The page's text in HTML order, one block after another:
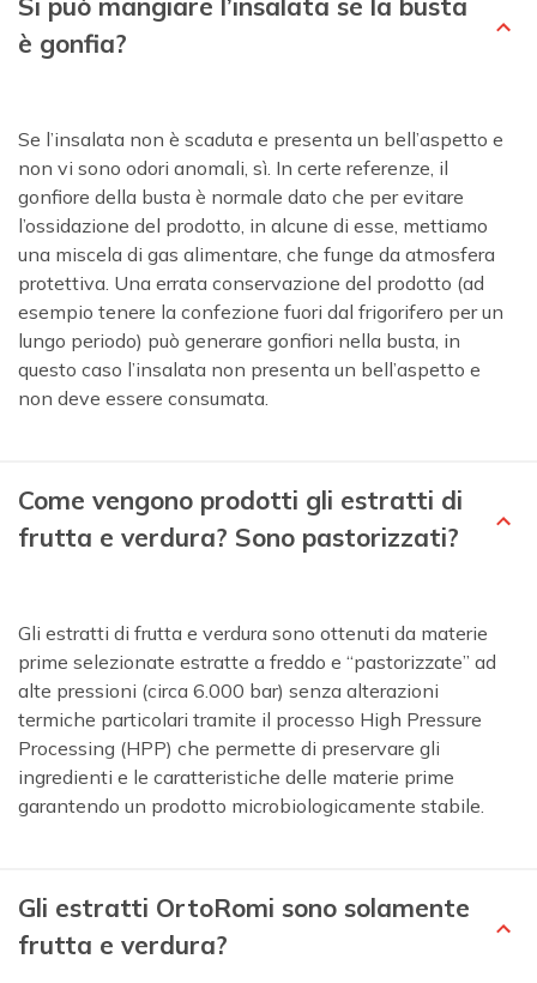
è gonfia?
Se l’insalata non è scaduta e presenta un bell’aspetto e
non vi sono odori anomali, sì. In certe referenze, il
gonfiore della busta è normale dato che per evitare
l’ossidazione del prodotto, in alcune di esse, mettiamo
una miscela di gas alimentare, che funge da atmosfera
protettiva. Una errata conservazione del prodotto (ad
esempio tenere la confezione fuori dal frigorifero per un
lungo periodo) può generare gonfiori nella busta, in
questo caso l’insalata non presenta un bell’aspetto e
non deve essere consumata.
Come vengono prodotti gli estratti di
frutta e verdura? Sono pastorizzati?
Gli estratti di frutta e verdura sono ottenuti da materie
prime selezionate estratte a freddo e “pastorizzate” ad
alte pressioni (circa 6.000 bar) senza alterazioni
termiche particolari tramite il processo High Pressure
Processing (HPP) che permette di preservare gli
ingredienti e le caratteristiche delle materie prime
garantendo un prodotto microbiologicamente stabile.
Gli estratti OrtoRomi sono solamente
frutta e verdura?